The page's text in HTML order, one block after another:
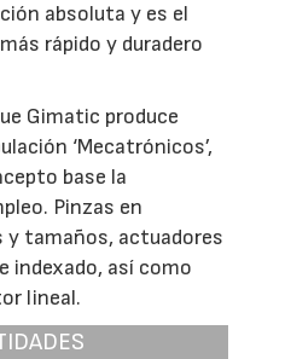
absoluta y es el
rápido y duradero
Gimatic produce
‘Mecatrónicos’,
base la
Pinzas en
tamaños, actuadores
indexado, así como
lineal.